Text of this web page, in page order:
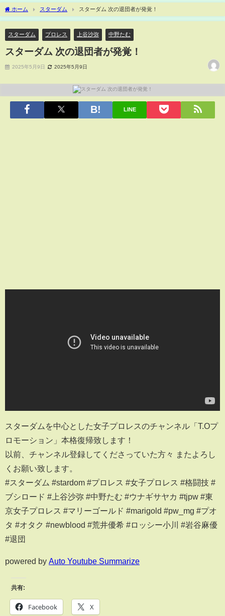
ホーム スターダム スターダム 次の退団者が発覚！
スターダム プロレス 上谷沙弥 中野たむ
スターダム 次の退団者が発覚！
2025年5月9日 2025年5月9日
LINE
スターダムを中心とした女子プロレスのチャンネル「T.Oプ
ロモーション」本格復帰致します！
以前、チャンネル登録してくださっていた方々 またよろし
くお願い致します。
#スターダム #stardom #プロレス #女子プロレス #格闘技 #
ブシロード #上谷沙弥 #中野たむ #ウナギサヤカ #tjpw #東
京女子プロレス #マリーゴールド #marigold #pw_mg #プオ
タ #オタク #newblood #荒井優希 #ロッシー小川 #岩谷麻優
#退団
powered by Auto Youtube Summarize
共有:
Facebook X